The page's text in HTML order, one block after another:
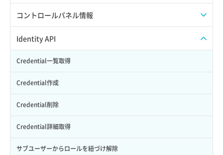
APIでAPIサブユーザーを作成する
APIでVPSにISOイメージを挿入する
APIでVPSを作成する
コントロールパネル情報
APIユーザーを作成する
API情報を確認する
Identity API
Credential一覧取得
Credential作成
Credential削除
Credential詳細取得
サブユーザーからロールを紐づけ解除